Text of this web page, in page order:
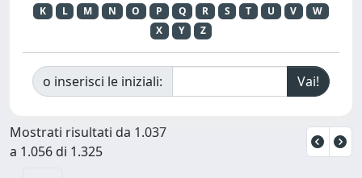
K
L M N O P Q R S T U V
W
X
Y Z
o inserisci le iniziali:
Mostrati risultati da 1.037
a 1.056 di 1.325